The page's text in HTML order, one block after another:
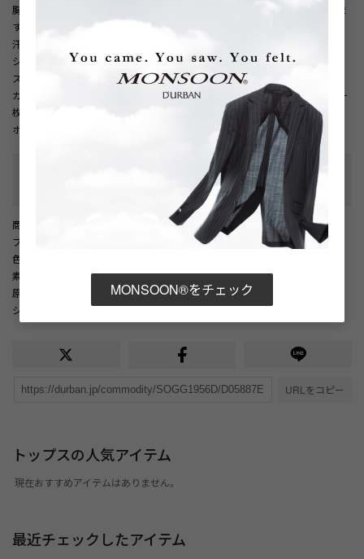
胸元には刺繍をワンポイントであしらい、さりげないアクセントを添えていま
す。
汗をかいてもまとわりにくく、暑い季節でも涼しげに着用できます。
シンプルなデザインで、パンツやショートパンツ、チノなどさまざまなボトム
スと合わせやすく、幅広いコーディネートに取り入れられます。
カジュアルスタイルはもちろん、ゴルフなどのスポーツシーンでも活躍する一
枚です。
ホワイトとブラックの２色展開。
商品番号
ブランド商品番号
色
素材
原産国
シーズン
： 2026年 春夏
URLをコピー
トップスの人気アイテム
現在おすすめアイテムはありません。
最近チェックしたアイテム
MONSOON®をチェック